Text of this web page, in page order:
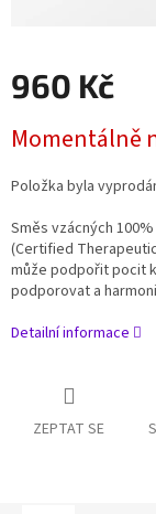
960 Kč
cena:
Momentálně
Položka byla
Směs vzácných
(Certified
může podpořit pocit
podporovat a
Detailní informace
ZEPTAT SE